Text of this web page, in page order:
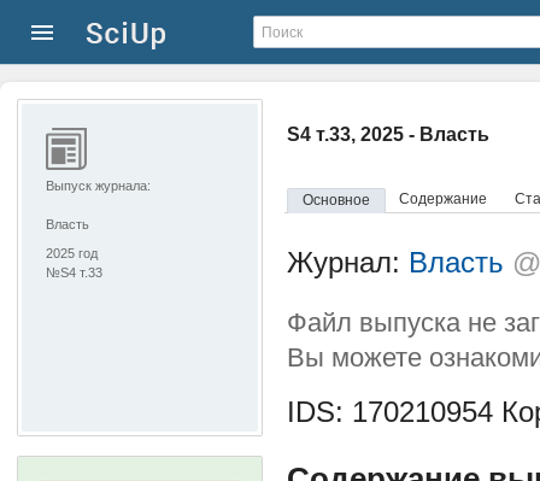
S4 т.33, 2025 - Власть
Основное Содержание
Выпуск журнала:
Власть
2025 год
№S4 т.33
Журнал: Власть
Файл выпуска не
Вы можете
IDS: 170210954